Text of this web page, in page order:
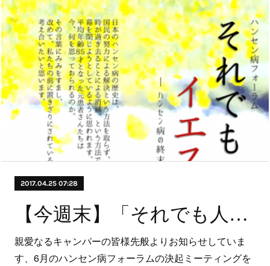
2017.04.25 07:28
【今週末】「それでも人生にイエス、か？」決起ミーティングのお知らせ
親愛なるキャンパーの皆様先般よりお知らせしていま
す、6月のハンセン病フォーラムの決起ミーティングを